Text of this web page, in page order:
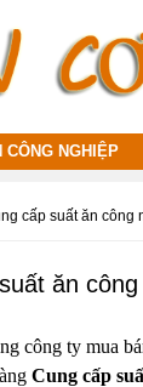
CÔNG NGHIỆP
cấp suất ăn công
ăn
công ty mua
Cung cấp